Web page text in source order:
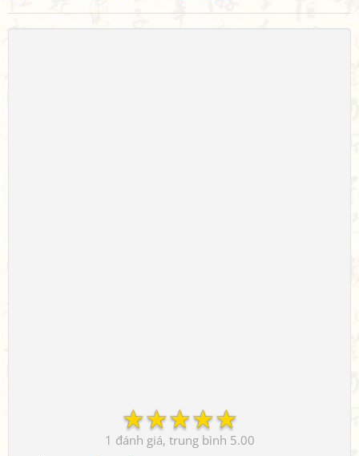
☆
☆
☆
☆
☆
1 5.00